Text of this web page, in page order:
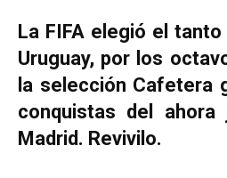
La FIFA elegió el
Uruguay, por los
la selección Cafetera
conquistas del ahora
Madrid. Revivilo.